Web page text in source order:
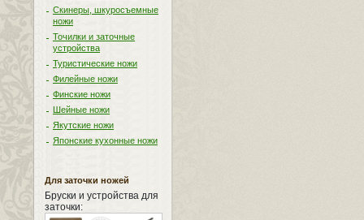
Скинеры, шкуросъемные
ножи
Точилки и заточные
устройства
Туристические ножи
Филейные ножи
Финские ножи
Шейные ножи
Якутские ножи
Японские кухонные ножи
Для заточки ножей
Бруски и устройства для
заточки: